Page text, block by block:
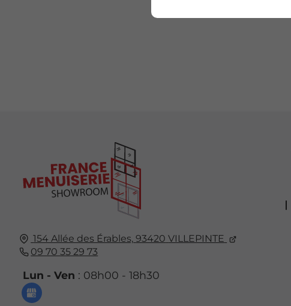
154 Allée des Érables, 93420 VILLEPINTE
09 70 35 29 73
Lun - Ven : 08h00 - 18h30